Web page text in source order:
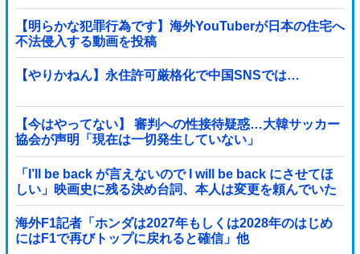
【明らかな犯罪行為です】海外YouTuberが日本の住宅へ
不法侵入する動画を投稿
【やりかねん】永住許可厳格化で中国SNSでは…
【今はやってない】 審判への性接待疑惑…大韓サッカー
協会が声明「現在は一切発生していない」
「I’ll be back が言えないので I will be back にさせてほ
しい」映画史に残る決め台詞、本人は変更を頼んでいた
海外F1記者「ホンダは2027年もしくは2028年のはじめ
にはF1で再びトップに戻れると確信」他